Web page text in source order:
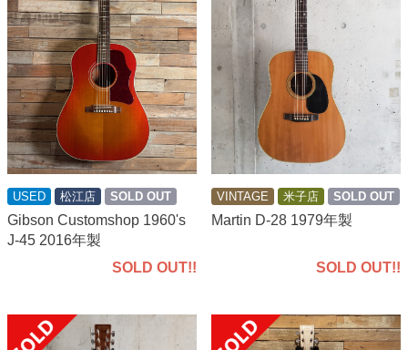
USED 松江店 SOLD OUT
Gibson Customshop 1960's
J-45 2016年製
SOLD OUT!!
VINTAGE 米子店 SOLD OUT
Martin D-28 1979年製
SOLD OUT!!